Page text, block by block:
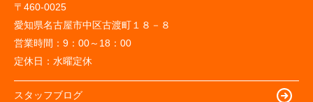
〒460-0025
愛知県名古屋市中区古渡町１８－８
営業時間： 9：00～18：00
定休日： 水曜定休
スタッフブログ